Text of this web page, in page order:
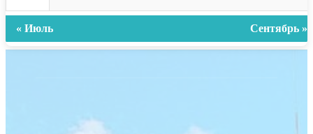
« Июль Сентябрь »